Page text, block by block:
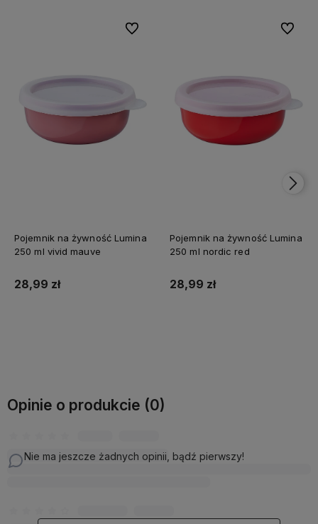
Pojemnik na żywność Lumina
250 ml vivid mauve
28,99 zł
Do ulubionych
Pojemnik na żywność Lumina
250 ml nordic red
28,99 zł
Do
Opinie o produkcie (0)
Nie ma jeszcze żadnych opinii, bądź pierwszy!